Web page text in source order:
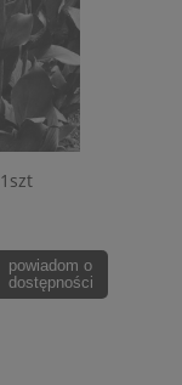
powiadom o
dostępności